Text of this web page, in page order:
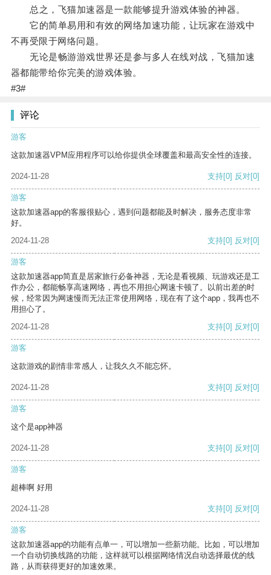
总之，飞猫加速器是一款能够提升游戏体验的神器。
它的简单易用和有效的网络加速功能，让玩家在游戏中
不再受限于网络问题。
无论是畅游游戏世界还是参与多人在线对战，飞猫加速
器都能带给你完美的游戏体验。
#3#
评论
游客
这款加速器VPM应用程序可以给你提供全球覆盖和最高安全性的连接。
2024-11-28 支持[0] 反对[0]
游客
这款加速器app的客服很贴心，遇到问题都能及时解决，服务态度非常
好。
2024-11-28
支持[0] 反对[0]
游客
这款加速器app简直是居家旅行必备神器，无论是看视频、玩游戏还是工
作办公，都能畅享高速网络，再也不用担心网速卡顿了。以前出差的时
候，经常因为网速慢而无法正常使用网络，现在有了这个app，我再也不
用担心了。
2024-11-28
支持[0] 反对[0]
游客
这款游戏的剧情非常感人，让我久久不能忘怀。
2024-11-28 支持[0] 反对[0]
游客
这个是app神器
2024-11-28 支持[0] 反对[0]
游客
超棒啊 好用
2024-11-28 支持[0] 反对[0]
游客
这款加速器app的功能有点单一，可以增加一些新功能。比如，可以增加
一个自动切换线路的功能，这样就可以根据网络情况自动选择最优的线
路，从而获得更好的加速效果。